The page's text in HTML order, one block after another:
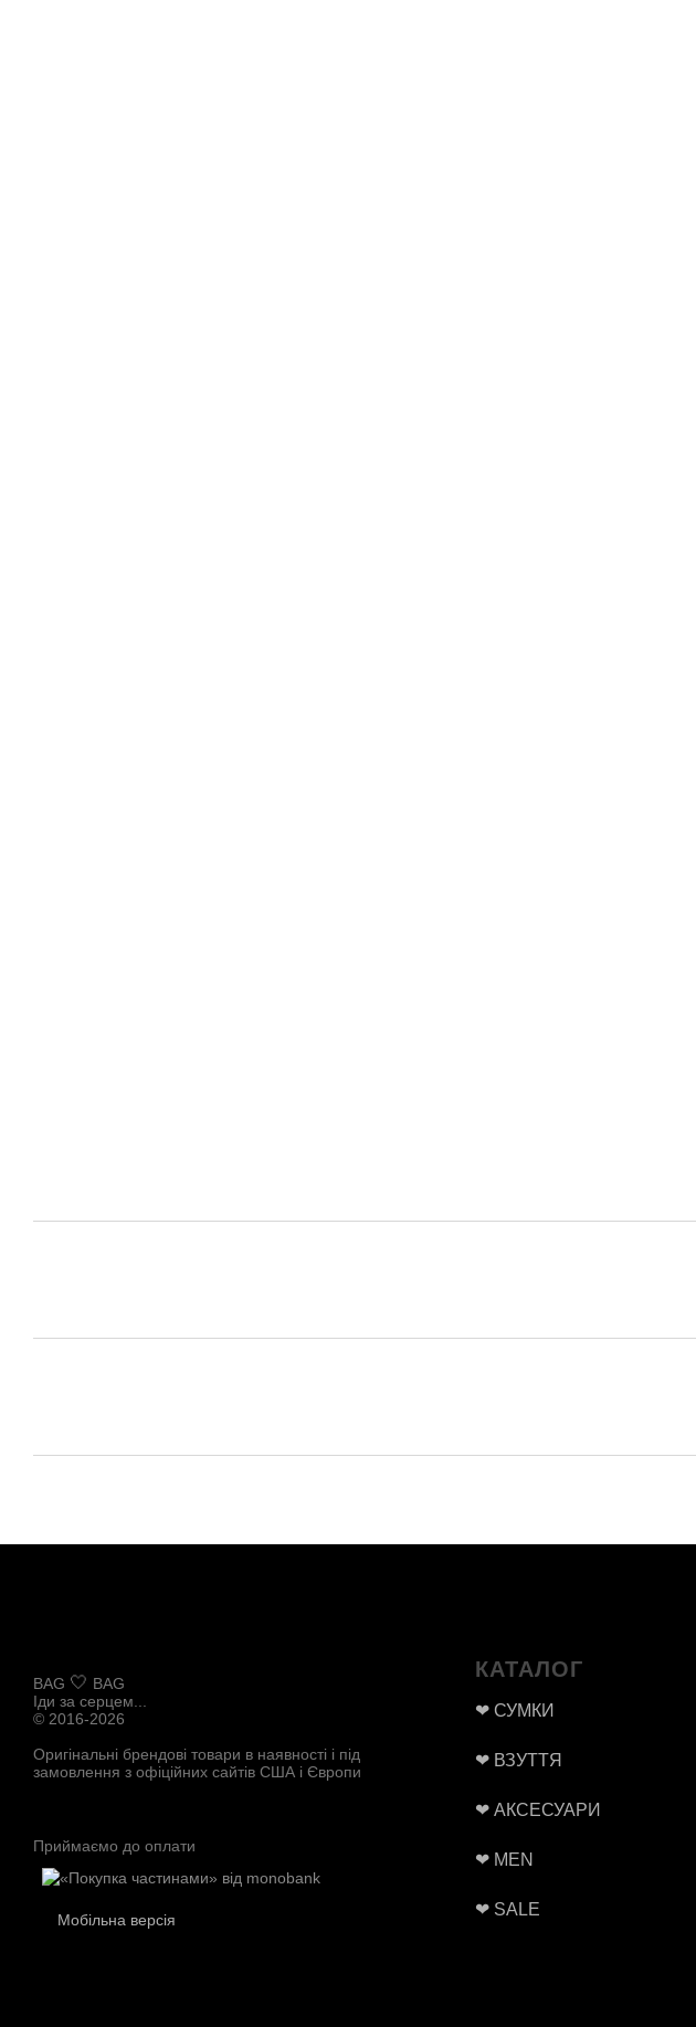
BAG 🤍 BAG
Іди за серцем...
© 2016-2026
Оригінальні брендові товари в наявності і під
замовлення з офіційних сайтів США і Європи
Приймаємо до оплати
Мобільна версія
КАТАЛОГ
❤ СУМКИ
❤ ВЗУТТЯ
❤ АКСЕСУАРИ
❤ MEN
❤ SALE